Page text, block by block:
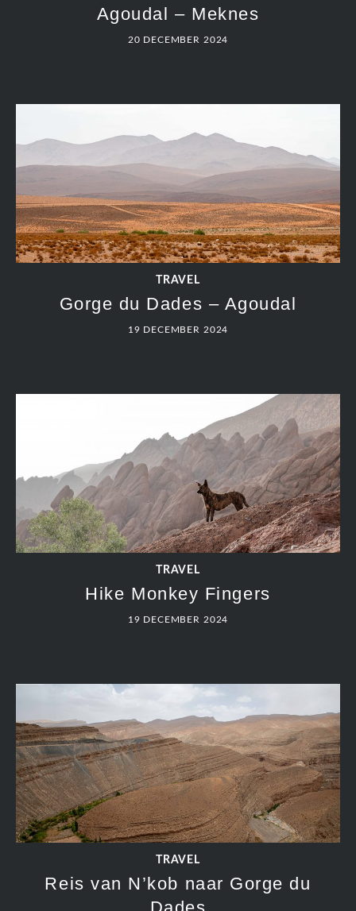
Agoudal – Meknes
20 DECEMBER 2024
TRAVEL
Gorge du Dades – Agoudal
19 DECEMBER 2024
TRAVEL
Hike Monkey Fingers
19 DECEMBER 2024
TRAVEL
Reis van N’kob naar Gorge du